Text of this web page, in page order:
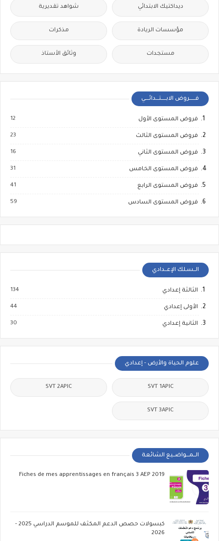
ديداكتيك الابتدائي شواهد تقديرية
مؤسسات الريادة مذكرات
مستجدات وثائق الأستاذ
فــــــروض الابـــــتـــدائــــي
فروض المستوى الأول 12
فروض المستوى الثالث 23
فروض المستوى الثاني 16
فروض المستوى الخامس 31
فروض المستوى الرابع 41
فروض المستوى السادس 59
الــسـلك الإعــدادي
الثالثة إعدادي 134
الأولى إعدادي 44
الثانية إعدادي 30
علوم الحياة والأرض - إعدادي
SVT 1APIC
SVT 2APIC
SVT 3APIC
الــمـــواضــيع الشائعة
Fiches de mes apprentissages en français 3 AEP 2019
كبسولات حصص الدعم المكثف للموسم الدراسي 2025 -
2026